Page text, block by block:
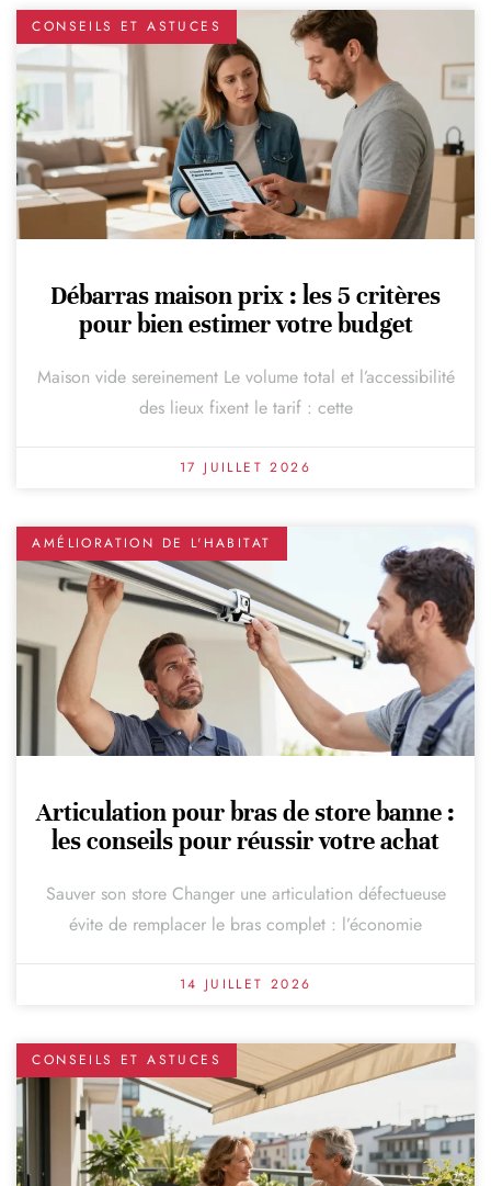
CONSEILS ET ASTUCES
Débarras maison prix : les 5 critères
pour bien estimer votre budget
Maison vide sereinement Le volume total et l’accessibilité
des lieux fixent le tarif : cette
17 JUILLET 2026
AMÉLIORATION DE L'HABITAT
Articulation pour bras de store banne :
les conseils pour réussir votre achat
Sauver son store Changer une articulation défectueuse
évite de remplacer le bras complet : l’économie
14 JUILLET 2026
CONSEILS ET ASTUCES